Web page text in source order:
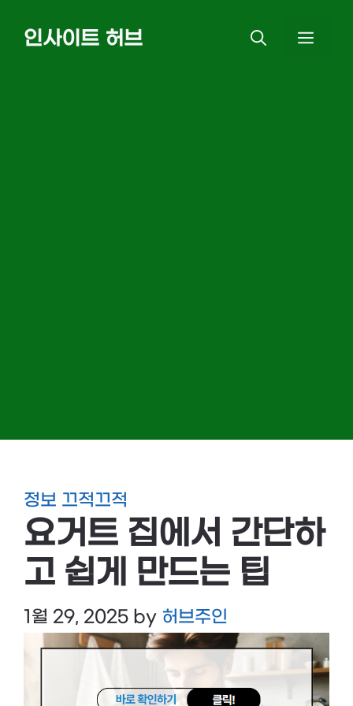
인사이트 허브
정보 끄적끄적
요거트 집에서 간단하
고 쉽게 만드는 팁
1월 29, 2025 by 허브주인